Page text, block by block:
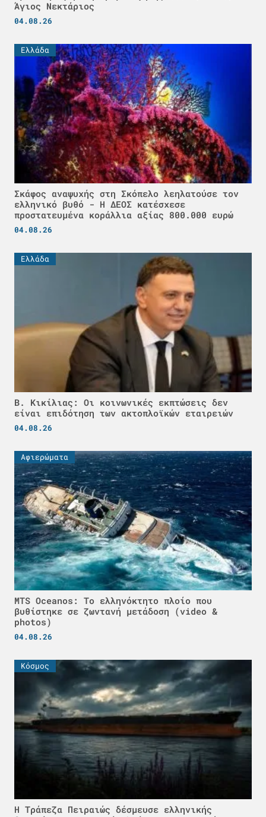
Άγιος Νεκτάριος
04.08.26
Ελλάδα
Σκάφος αναψυχής στη Σκόπελο λεηλατούσε τον
ελληνικό βυθό - H ΔΕΟΣ κατέσχεσε
προστατευμένα κοράλλια αξίας 800.000 ευρώ
04.08.26
Ελλάδα
Β. Κικίλιας: Οι κοινωνικές εκπτώσεις δεν
είναι επιδότηση των ακτοπλοϊκών εταιρειών
04.08.26
Αφιερώματα
MTS Oceanos: Το ελληνόκτητο πλοίο που
βυθίστηκε σε ζωντανή μετάδοση (video &
photos)
04.08.26
Κόσμος
Η Τράπεζα Πειραιώς δέσμευσε ελληνικής